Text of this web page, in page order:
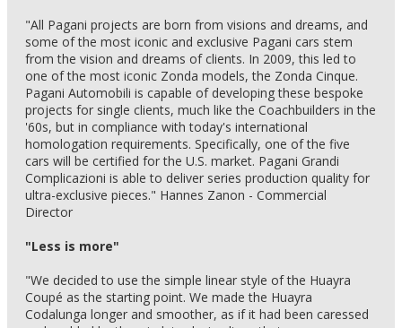
"All Pagani projects are born from visions and dreams, and
some of the most iconic and exclusive Pagani cars stem
from the vision and dreams of clients. In 2009, this led to
one of the most iconic Zonda models, the Zonda Cinque.
Pagani Automobili is capable of developing these bespoke
projects for single clients, much like the Coachbuilders in the
'60s, but in compliance with today's international
homologation requirements. Specifically, one of the five
cars will be certified for the U.S. market. Pagani Grandi
Complicazioni is able to deliver series production quality for
ultra-exclusive pieces." Hannes Zanon - Commercial
Director
"Less is more"
"We decided to use the simple linear style of the Huayra
Coupé as the starting point. We made the Huayra
Codalunga longer and smoother, as if it had been caressed